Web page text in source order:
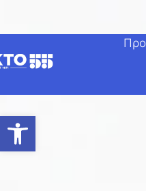
Ανοίξτε τη γραμμή εργαλείων